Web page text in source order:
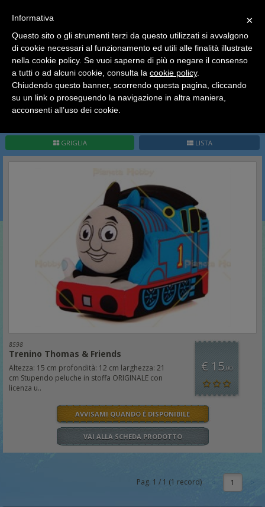
HOME Peluches Thomas & Friends
Thomas & Friends
GRIGLIA LISTA
8598
Trenino Thomas & Friends
Altezza: 15 cm profondità: 12 cm larghezza: 21
cm Stupendo peluche in stoffa ORIGINALE con
licenza u..
€ 15,00
AVVISAMI QUANDO È DISPONIBILE
VAI ALLA SCHEDA PRODOTTO
Pag. 1 / 1 (1 record) 1
×
Ciao a tutti, il negozio sarà chiuso dal 9/08 al 24/08
compreso.
Tutti gli ordini effettuati dopo le 15:00 del 07/08 verranno
spediti a partire dal giorno 25/08.
Buone vacanze a tutti dallo staff di Pianeta Hobby
×
Informativa
Questo sito o gli strumenti terzi da questo utilizzati si avvalgono
di cookie necessari al funzionamento ed utili alle finalità illustrate
nella cookie policy. Se vuoi saperne di più o negare il consenso
a tutti o ad alcuni cookie, consulta la cookie policy.
Chiudendo questo banner, scorrendo questa pagina, cliccando
su un link o proseguendo la navigazione in altra maniera,
acconsenti all’uso dei cookie.